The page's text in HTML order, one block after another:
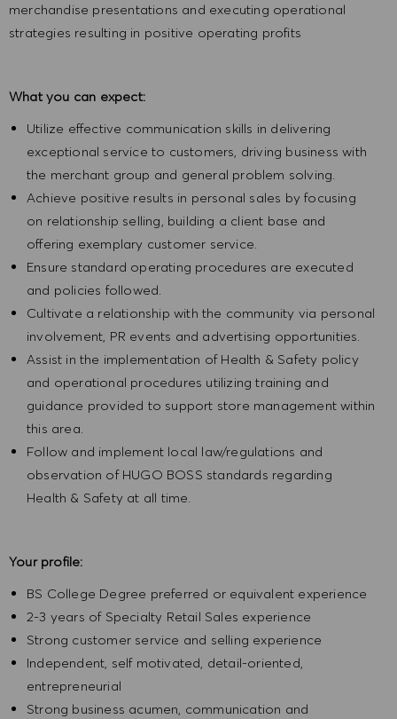
merchandise presentations and executing operational
strategies resulting in positive operating profits
What you can expect:
Utilize effective communication skills in delivering
exceptional service to customers, driving business with
the merchant group and general problem solving.
Achieve positive results in personal sales by focusing
on relationship selling, building a client base and
offering exemplary customer service.
Ensure standard operating procedures are executed
and policies followed.
Cultivate a relationship with the community via personal
involvement, PR events and advertising opportunities.
Assist in the implementation of Health & Safety policy
and operational procedures utilizing training and
guidance provided to support store management within
this area.
Follow and implement local law/regulations and
observation of HUGO BOSS standards regarding
Health & Safety at all time.
Your profile:
BS College Degree preferred or equivalent experience
2-3 years of Specialty Retail Sales experience
Strong customer service and selling experience
Independent, self motivated, detail-oriented,
entrepreneurial
Strong business acumen, communication and